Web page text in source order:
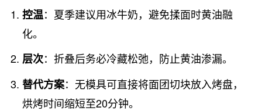
控温：夏季建议用冰牛奶，避免揉面时黄油融
化。
层次：折叠后务必冷藏松弛，防止黄油渗漏。
替代方案：无模具可直接将面团切块放入烤盘，
烘烤时间缩短至20分钟。